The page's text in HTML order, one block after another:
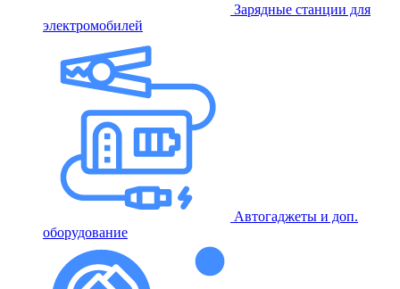
Зарядные станции для
электромобилей
Автогаджеты и доп.
оборудование